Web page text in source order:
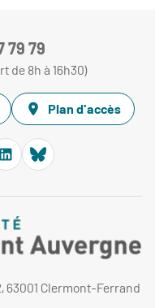
79 79
de 8h à 16h30)
Plan d'accès
63001 Clermont-Ferrand